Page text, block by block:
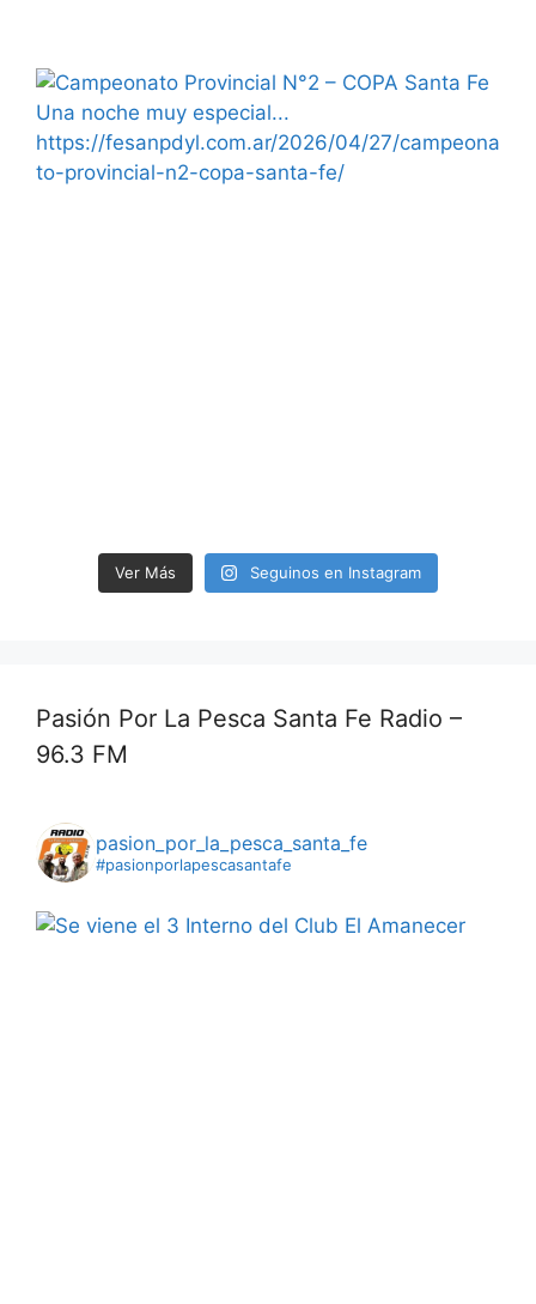
Ver Más Seguinos en Instagram
Pasión Por La Pesca Santa Fe Radio –
96.3 FM
pasion_por_la_pesca_santa_fe
#pasionporlapescasantafe